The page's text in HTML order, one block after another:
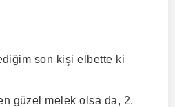
son kişi elbette ki
güzel melek olsa da, 2.